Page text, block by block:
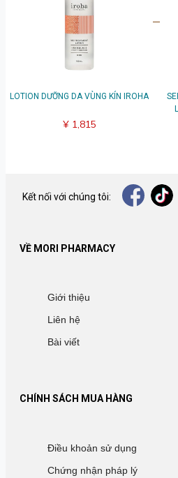
Viết đánh giá
LOTION DƯỠNG DA VÙNG KÍN IROHA
¥ 1,815
VỀ MORI PHARMACY
Giới thiệu
Liên hệ
Bài viết
CHÍNH SÁCH MUA HÀNG
Điều khoản sử dụng
Chứng nhận pháp lý
Kết nối với chúng tôi: